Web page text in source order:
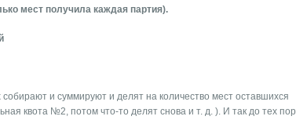
мест получила каждая партия).
и суммируют и делят на количество мест оставшихся
квота №2, потом что-то делят снова и т. д. ). И так до тех пор